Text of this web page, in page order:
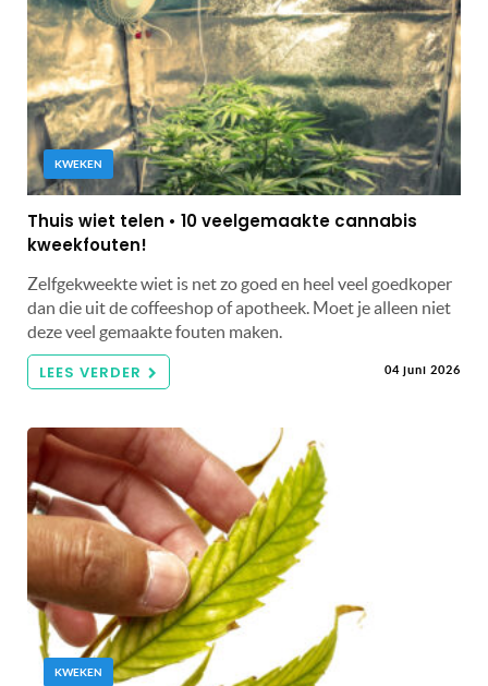
KWEKEN
Thuis wiet telen • 10 veelgemaakte cannabis
kweekfouten!
Zelfgekweekte wiet is net zo goed en heel veel goedkoper
dan die uit de coffeeshop of apotheek. Moet je alleen niet
deze veel gemaakte fouten maken.
LEES VERDER 04 juni 2026
KWEKEN